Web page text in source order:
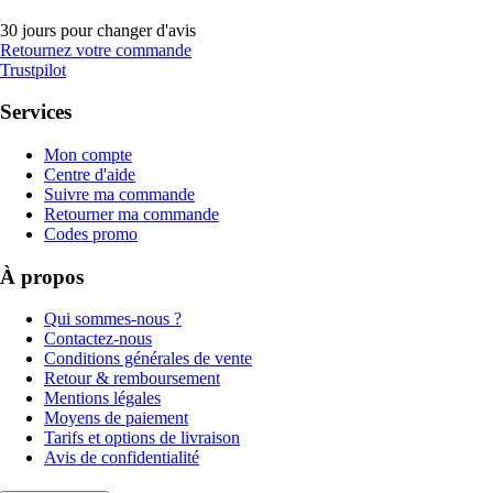
30 jours pour changer d'avis
Retournez votre commande
Trustpilot
Services
Mon compte
Centre d'aide
Suivre ma commande
Retourner ma commande
Codes promo
À propos
Qui sommes-nous ?
Contactez-nous
Conditions générales de vente
Retour & remboursement
Mentions légales
Moyens de paiement
Tarifs et options de livraison
Avis de confidentialité